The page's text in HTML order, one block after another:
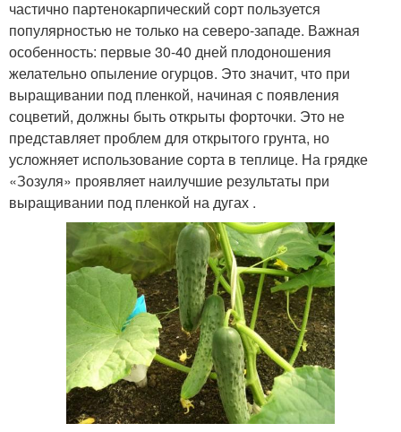
частично партенокарпический сорт пользуется
популярностью не только на северо-западе. Важная
особенность: первые 30-40 дней плодоношения
желательно опыление огурцов. Это значит, что при
выращивании под пленкой, начиная с появления
соцветий, должны быть открыты форточки. Это не
представляет проблем для открытого грунта, но
усложняет использование сорта в теплице. На грядке
«Зозуля» проявляет наилучшие результаты при
выращивании под пленкой на дугах .